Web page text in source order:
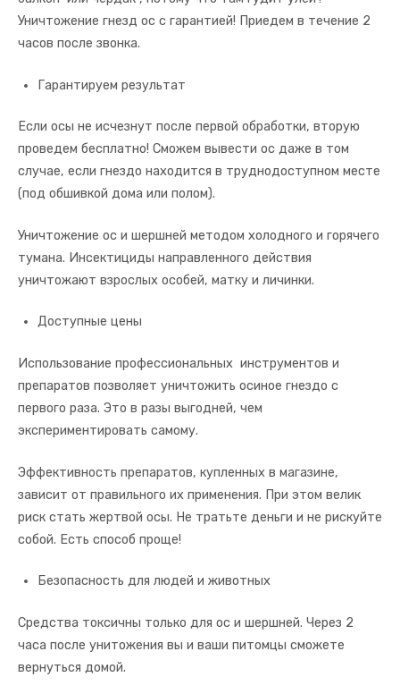
Уничтожение гнезд ос с гарантией! Приедем в течение 2
часов после звонка.
Гарантируем результат
Если осы не исчезнут после первой обработки, вторую
проведем бесплатно! Сможем вывести ос даже в том
случае, если гнездо находится в труднодоступном месте
(под обшивкой дома или полом).
Уничтожение ос и шершней методом холодного и горячего
тумана. Инсектициды направленного действия
уничтожают взрослых особей, матку и личинки.
Доступные цены
Использование профессиональных инструментов и
препаратов позволяет уничтожить осиное гнездо с
первого раза. Это в разы выгодней, чем
экспериментировать самому.
Эффективность препаратов, купленных в магазине,
зависит от правильного их применения. При этом велик
риск стать жертвой осы. Не тратьте деньги и не рискуйте
собой. Есть способ проще!
Безопасность для людей и животных
Средства токсичны только для ос и шершней. Через 2
часа после унитожения вы и ваши питомцы сможете
вернуться домой.